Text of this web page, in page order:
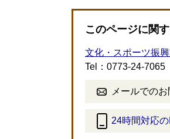
このページに関
文化・スポーツ振
Tel：0773-24-7065
メールでの
24時間対応